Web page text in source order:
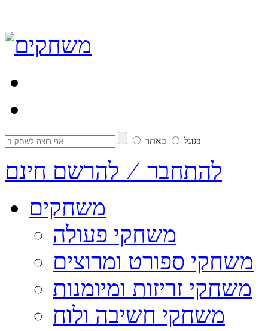
בגוגל באתר
להתחבר ⁄ להרשם חינם
משחקים
משחקי פעולה
משחקי ספורט ומרוצים
משחקי זריזות ומיומנות
משחקי חשיבה ולוח